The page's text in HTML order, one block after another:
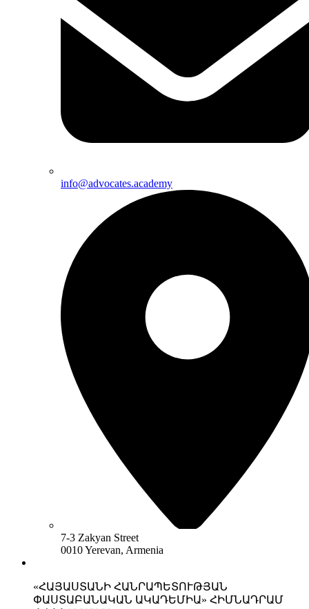
info@advocates.academy
7-3 Zakyan Street
0010 Yerevan, Armenia
«ՀԱՅԱՍՏԱՆԻ ՀԱՆՐԱՊԵՏՈՒԹՅԱՆ
ՓԱՍՏԱԲԱՆԱԿԱՆ ԱԿԱԴԵՄԻԱ» ՀԻՄՆԱԴՐԱՄ